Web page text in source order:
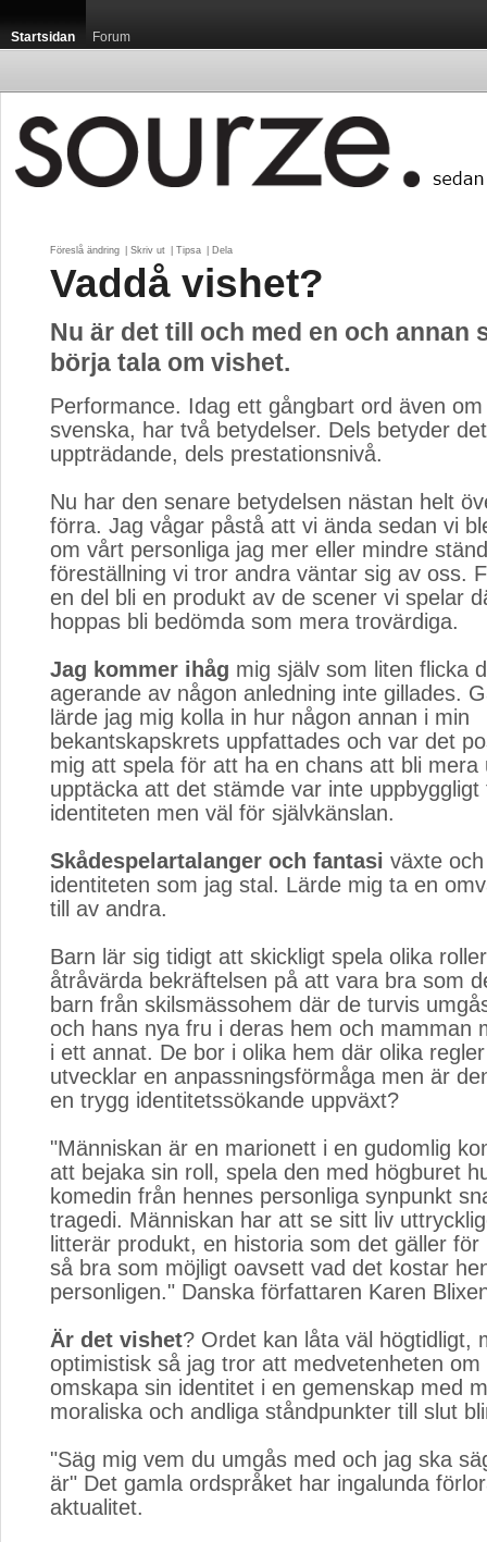
Startsidan Forum
Föreslå ändring Skriv ut Tipsa Dela
Vaddå vishet?
Nu är det till och med en och annan
börja tala om vishet.
Performance. Idag ett gångbart ord även
svenska, har två betydelser. Dels betyder
uppträdande, dels prestationsnivå.
Nu har den senare betydelsen nästan helt
förra. Jag vågar påstå att vi ända sedan vi
om vårt personliga jag mer eller mindre
föreställning vi tror andra väntar sig av oss.
en del bli en produkt av de scener vi spelar
hoppas bli bedömda som mera trovärdiga.
Jag kommer ihåg mig själv som liten flicka
agerande av någon anledning inte gillades.
lärde jag mig kolla in hur någon annan i min
bekantskapskrets uppfattades och var det
mig att spela för att ha en chans att bli mera
upptäcka att det stämde var inte uppbyggligt
identiteten men väl för självkänslan.
Skådespelartalanger och fantasi växte
identiteten som jag stal. Lärde mig ta en
till av andra.
Barn lär sig tidigt att skickligt spela olika
åtråvärda bekräftelsen på att vara bra som
barn från skilsmässohem där de turvis
och hans nya fru i deras hem och mamman
i ett annat. De bor i olika hem där olika
utvecklar en anpassningsförmåga men är
en trygg identitetssökande uppväxt?
"Människan är en marionett i en gudomlig
att bejaka sin roll, spela den med högburet
komedin från hennes personliga synpunkt
tragedi. Människan har att se sitt liv
litterär produkt, en historia som det gäller
så bra som möjligt oavsett vad det kostar
personligen." Danska författaren Karen
Är det vishet? Ordet kan låta väl högtidligt,
optimistisk så jag tror att medvetenheten
omskapa sin identitet i en gemenskap med
moraliska och andliga ståndpunkter till slut
"Säg mig vem du umgås med och jag ska
är" Det gamla ordspråket har ingalunda
aktualitet.